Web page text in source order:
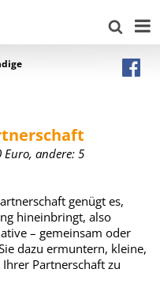
Euro, andere: 5
genügt es,
hineinbringt, also
– gemeinsam oder
dazu ermuntern, kleine,
Partnerschaft zu